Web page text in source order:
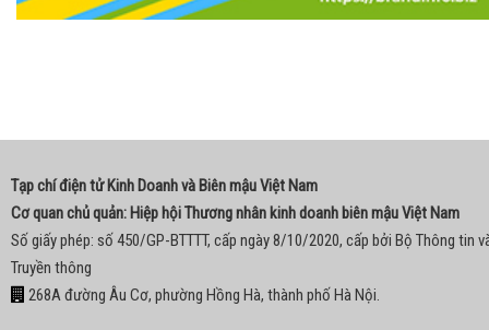
Tạp chí điện tử Kinh Doanh và Biên mậu Việt Nam
Cơ quan chủ quản: Hiệp hội Thương nhân kinh doanh biên mậu Việt Nam
Số giấy phép: số 450/GP-BTTTT, cấp ngày 8/10/2020, cấp bởi Bộ Thông tin
Truyền thông
268A đường Âu Cơ, phường Hồng Hà, thành phố Hà Nội.